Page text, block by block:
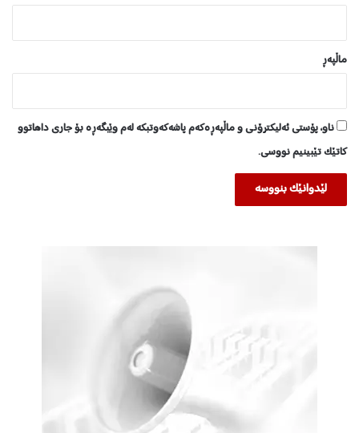
ماڵپه‌ڕ
ناو، پۆستی ئەلیکترۆنی و ماڵپەڕەکەم پاشەکەوتبکە لەم وێبگەڕە بۆ جاری داهاتوو
کاتێک تێبینیم نووسی.